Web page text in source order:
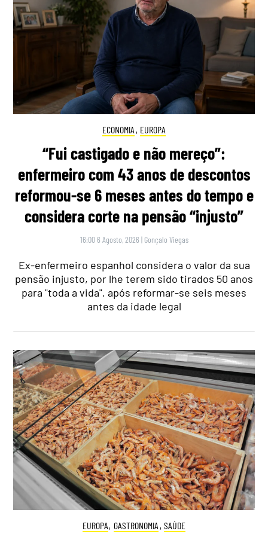
ECONOMIA , EUROPA
“Fui castigado e não mereço”:
enfermeiro com 43 anos de descontos
reformou-se 6 meses antes do tempo e
considera corte na pensão “injusto”
16:00 6 Agosto, 2026 | Gonçalo Viegas
Ex-enfermeiro espanhol considera o valor da sua
pensão injusto, por lhe terem sido tirados 50 anos
para "toda a vida", após reformar-se seis meses
antes da idade legal
EUROPA, GASTRONOMIA , SAÚDE